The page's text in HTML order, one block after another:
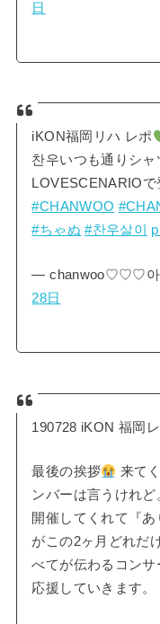
日
iKON福岡リハ レポ
찬우いつも通りシ
LOVESCENARIOで
#CHANWOO
#ちゃぬ #찬우살이
— chanwoo♡♡♡아
28日
190728 iKON 福岡
最後の挨拶
来て
ンバーは言うけれ
開催してくれて『
がこの2ヶ月どれだ
べてが伝わるコン
応援していきます。